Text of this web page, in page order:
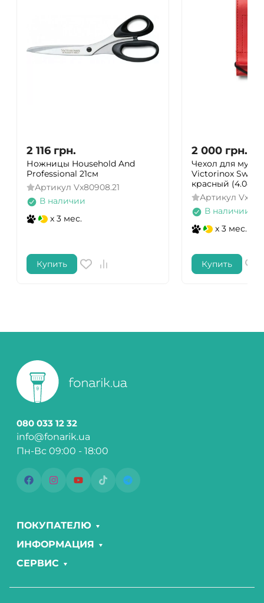
2 116 грн.
Ножницы Household And
Professional 21см
Артикул Vx80908.21
В наличии
x 3 мес.
Купить
2 000 грн.
Чехол для
Victorinox
красный
Артикул
В наличии
x 3 мес.
Купить
080 033 12 32
info@fonarik.ua
Пн-Вс 09:00 - 18:00
ПОКУПАТЕЛЮ
ИНФОРМАЦИЯ
СЕРВИС